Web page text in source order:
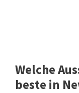
Welche
beste in